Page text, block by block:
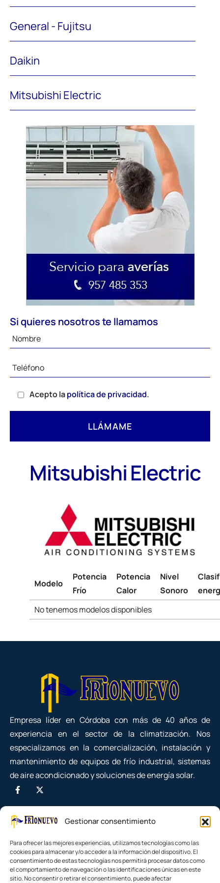
Gestionar consentimiento
Para ofrecer las mejores experiencias, utilizamos tecnologías como las
cookies para almacenar y/o acceder a la información del dispositivo. El
consentimiento de estas tecnologías nos permitirá procesar datos como
el comportamiento de navegación o las identificaciones únicas en este
sitio. No consentir o retirar el consentimiento, puede afectar
General - Fujitsu
Daikin
Mitsubishi Electric
Si quieres nosotros te llamamos
Acepto lapolítica de privacidad.
Mitsubishi Electric
Modelo
Potencia
Frío
Potencia
Calor
Nivel
Sonoro
No tenemos modelos disponibles
Empresa líder en Córdoba con más de 40 años de
experiencia en el sector de la climatización. Nos
especializamos en la comercialización, instalación y
mantenimiento de equipos de frío industrial, sistemas
de aire acondicionado y soluciones de energía solar.